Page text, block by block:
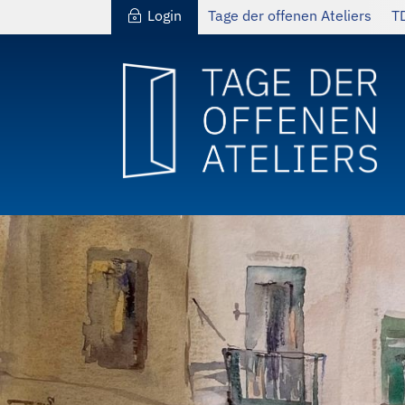
Login Tage der offenen Ateliers